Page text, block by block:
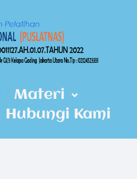
Materi
Hubungi Kami